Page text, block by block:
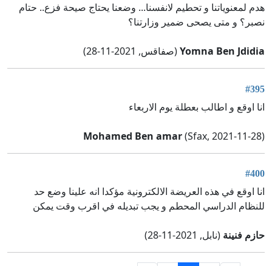
هدم لمعنوياتنا و تحطيم لانفسنا... وضعنا يحتاج صيحة فزع.. حتام
نصبر؟ و متى يصحى ضمير وزارتنا؟
Yomna Ben Jdidia(صفاقس, 2021-11-28)
#395
انا اوقع و اطالب بعطلة يوم الاربعاء
Mohamed Ben amar(Sfax, 2021-11-28)
#400
انا اوقع في هذه العريضة الالكترونية مؤكدا انه علينا وضع حد
للنظام الدراسي المحطم و يجب تبديله في اقرب وقت يمكن
حازم فنينة (نابل, 2021-11-28)